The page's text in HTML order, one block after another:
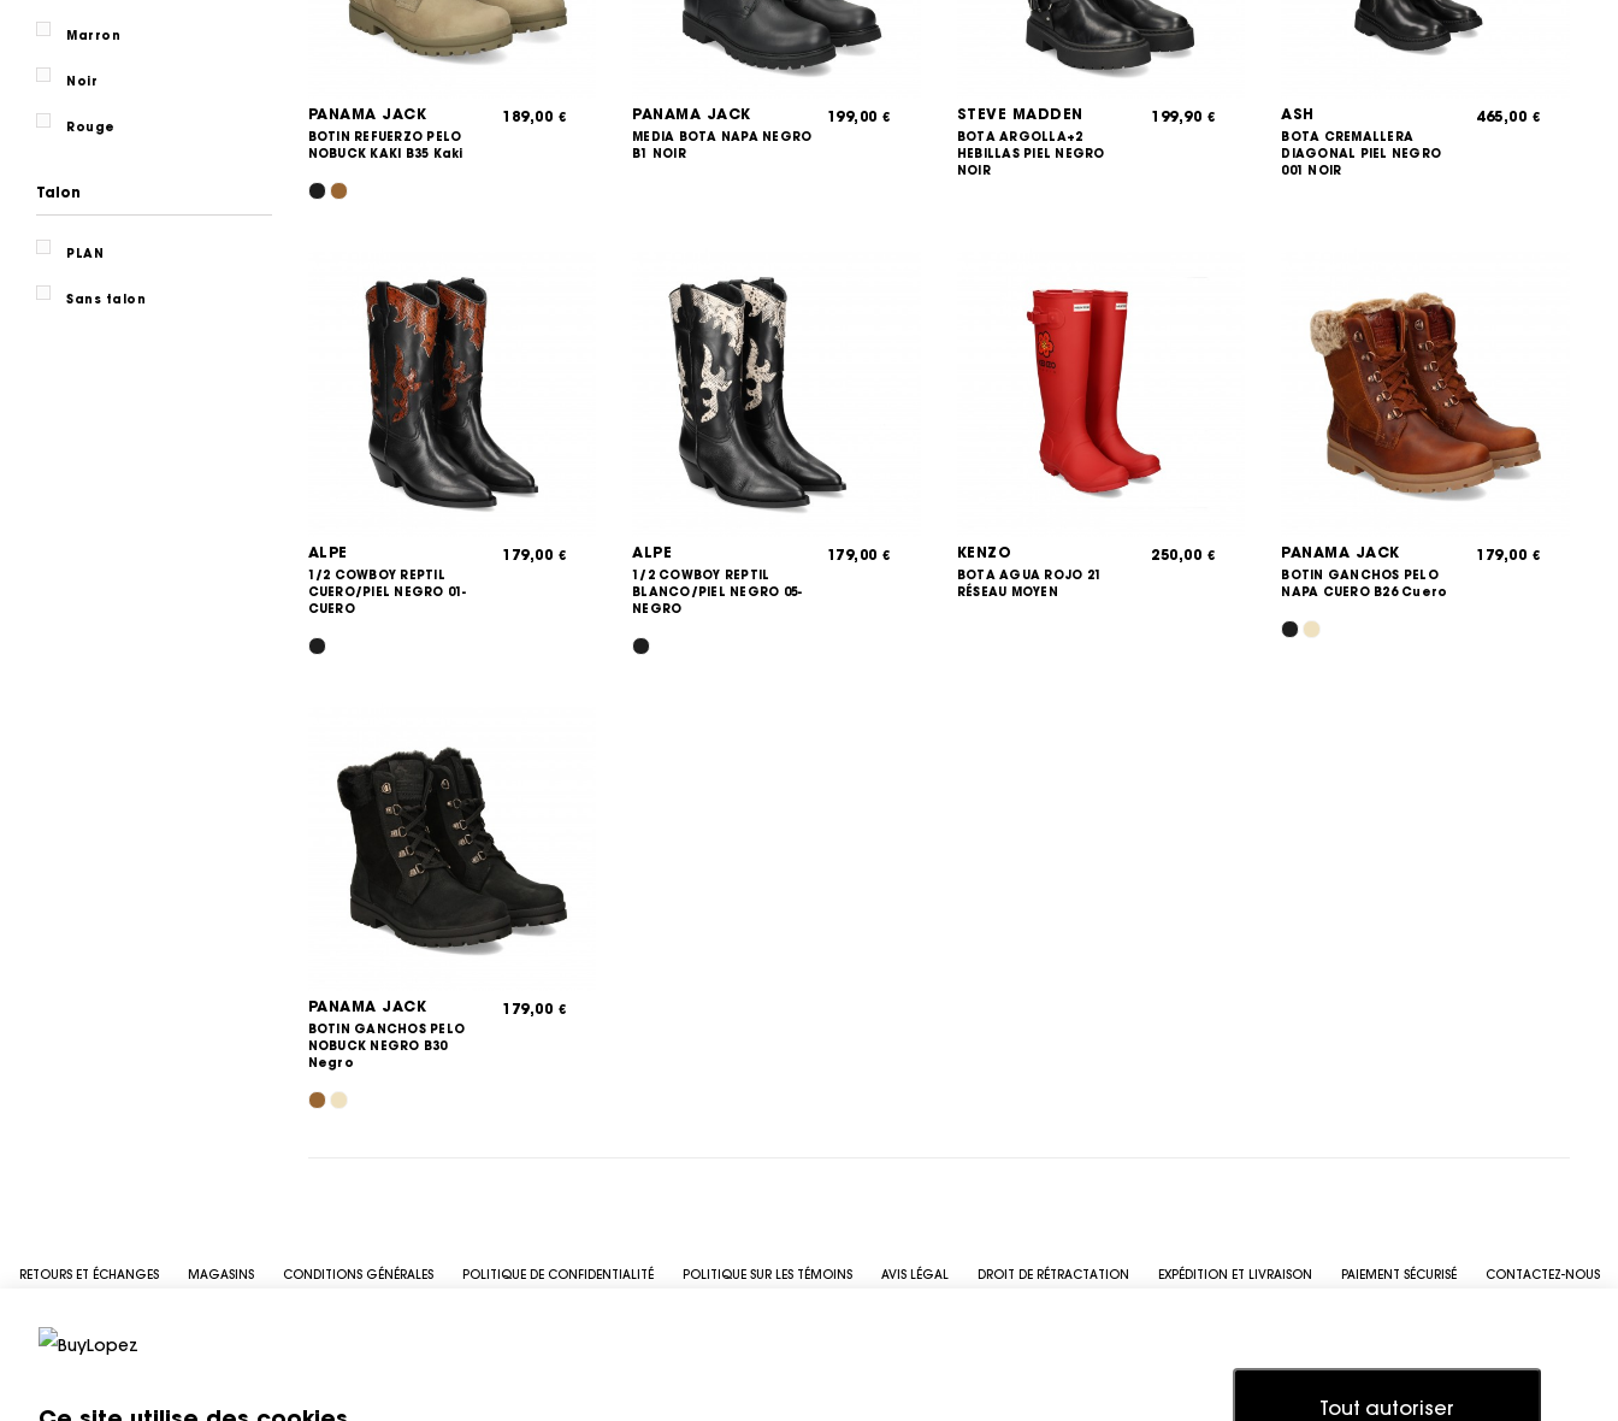
PANAMA JACK
BOTIN REFUERZO PELO
NOBUCK KAKI B35 Kaki
189,00 € PANAMA JACK
MEDIA BOTA NAPA NEGRO
B1 NOIR
199,00€ STEVE MADDEN
BOTA ARGOLLA+2
HEBILLAS PIEL NEGRO
NOIR
199,90 € ASH
BOTA CREMALLERA
DIAGONAL PIEL NEGRO
001 NOIR
465,00 €
ALPE
1/2 COWBOY REPTIL
CUERO/PIEL NEGRO 01-
CUERO
179,00 € ALPE
1/2 COWBOY REPTIL
BLANCO/PIEL NEGRO 05-
NEGRO
179,00€ KENZO
BOTA AGUA ROJO 21
RÉSEAU MOYEN
250,00 € PANAMA JACK
BOTIN GANCHOS PELO
NAPA CUERO B26 Cuero
179,00 €
PANAMA JACK
BOTIN GANCHOS PELO
NOBUCK NEGRO B30
Negro
179,00 €
Marron
Noir
Rouge
Talon
PLAN
Sans talon
RETOURS ET ÉCHANGES MAGASINS CONDITIONS GÉNÉRALES POLITIQUE DE CONFIDENTIALITÉ POLITIQUE SUR LES TÉMOINS AVIS LÉGAL DROIT DE RÉTRACTATION EXPÉDITION ET LIVRAISON PAIEMENT SÉCURISÉ CONTACTEZ-NOUS
Tout autoriser